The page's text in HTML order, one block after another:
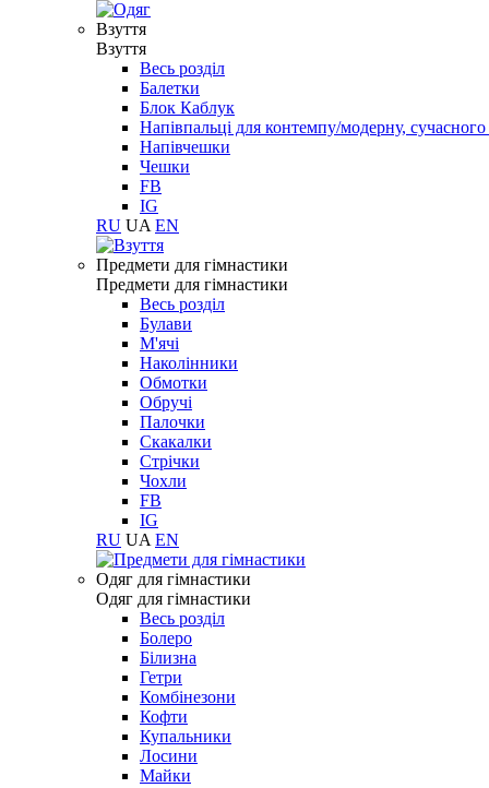
Взуття
Взуття
Весь розділ
Балетки
Блок Каблук
Напівпальці для контемпу/модерну,
Напівчешки
Чешки
FB
IG
RU UA EN
Предмети для гімнастики
Предмети для гімнастики
Весь розділ
Булави
М'ячі
Наколінники
Обмотки
Обручі
Палочки
Скакалки
Стрічки
Чохли
FB
IG
RU UA EN
Одяг для гімнастики
Одяг для гімнастики
Весь розділ
Болеро
Білизна
Гетри
Комбінезони
Кофти
Купальники
Лосини
Майки